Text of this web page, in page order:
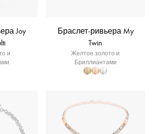
Joy
и
Браслет-ривьера My
Twin
Желтое золото и
Бриллиантами